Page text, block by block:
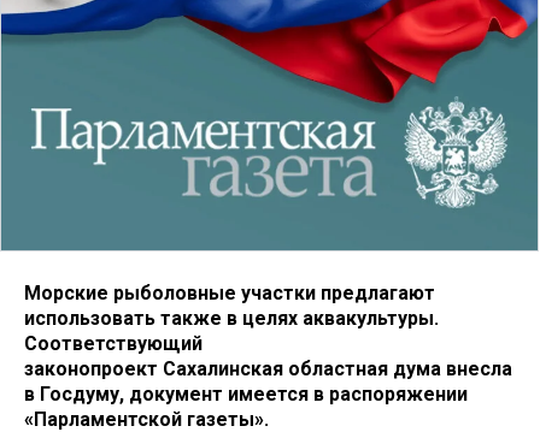
Морские рыболовные участки предлагают
использовать также в целях аквакультуры.
Соответствующий
законопроект Сахалинская областная дума внесла
в Госдуму, документ имеется в распоряжении
«Парламентской газеты».